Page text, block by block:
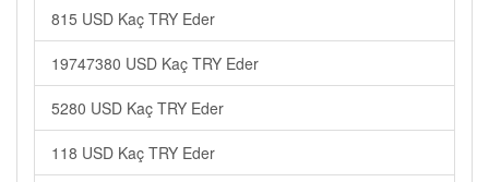
815 USD Kaç TRY Eder
19747380 USD Kaç TRY Eder
5280 USD Kaç TRY Eder
118 USD Kaç TRY Eder